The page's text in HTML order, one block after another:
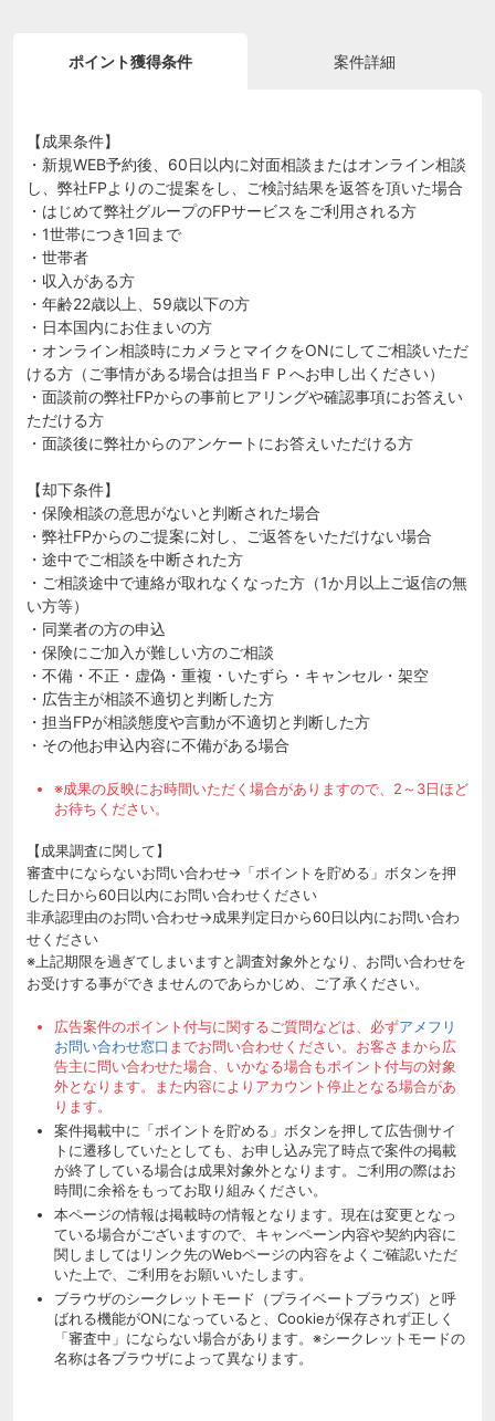
ポイント獲得条件 案件詳細
【成果条件】
・新規WEB予約後、60日以内に対面相談またはオンライン相談
し、弊社FPよりのご提案をし、ご検討結果を返答を頂いた場合
・はじめて弊社グループのFPサービスをご利用される方
・1世帯につき1回まで
・世帯者
・収入がある方
・年齢22歳以上、59歳以下の方
・日本国内にお住まいの方
・オンライン相談時にカメラとマイクをONにしてご相談いただ
ける方（ご事情がある場合は担当ＦＰへお申し出ください）
・面談前の弊社FPからの事前ヒアリングや確認事項にお答えい
ただける方
・面談後に弊社からのアンケートにお答えいただける方
【却下条件】
・保険相談の意思がないと判断された場合
・弊社FPからのご提案に対し、ご返答をいただけない場合
・途中でご相談を中断された方
・ご相談途中で連絡が取れなくなった方（1か月以上ご返信の無
い方等）
・同業者の方の申込
・保険にご加入が難しい方のご相談
・不備・不正・虚偽・重複・いたずら・キャンセル・架空
・広告主が相談不適切と判断した方
・担当FPが相談態度や言動が不適切と判断した方
・その他お申込内容に不備がある場合
※成果の反映にお時間いただく場合がありますので、2～3日ほど
お待ちください。
【成果調査に関して】
審査中にならないお問い合わせ→「ポイントを貯める」ボタンを押
した日から60日以内にお問い合わせください
非承認理由のお問い合わせ→成果判定日から60日以内にお問い合わ
せください
※上記期限を過ぎてしまいますと調査対象外となり、お問い合わせを
お受けする事ができませんのであらかじめ、ご了承ください。
広告案件のポイント付与に関するご質問などは、必ずアメフリ
お問い合わせ窓口 までお問い合わせください。お客さまから広
告主に問い合わせた場合、いかなる場合もポイント付与の対象
外となります。また内容によりアカウント停止となる場合があ
ります。
案件掲載中に「ポイントを貯める」ボタンを押して広告側サイ
トに遷移していたとしても、お申し込み完了時点で案件の掲載
が終了している場合は成果対象外となります。ご利用の際はお
時間に余裕をもってお取り組みください。
本ページの情報は掲載時の情報となります。現在は変更となっ
ている場合がございますので、キャンペーン内容や契約内容に
関しましてはリンク先のWebページの内容をよくご確認いただ
いた上で、ご利用をお願いいたします。
ブラウザのシークレットモード（プライベートブラウズ）と呼
ばれる機能がONになっていると、Cookieが保存されず正しく
「審査中」にならない場合があります。※シークレットモードの
名称は各ブラウザによって異なります。